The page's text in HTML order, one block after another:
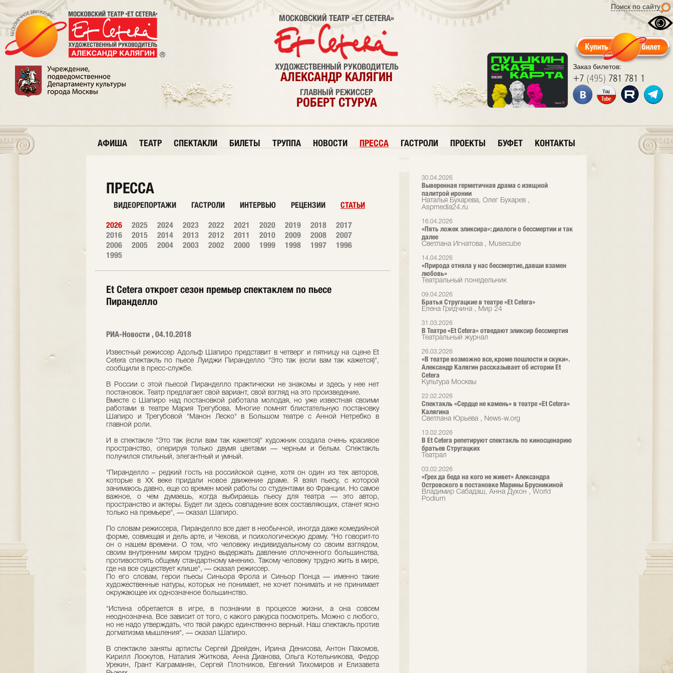
Поиск по сайту
Заказ билетов:
+7 (495) 781 781 1
МОСКОВСКИЙ ТЕАТР «ET CETERA»
ХУДОЖЕСТВЕННЫЙ РУКОВОДИТЕЛЬ
АЛЕКСАНДР КАЛЯГИН
ГЛАВНЫЙ РЕЖИССЕР
РОБЕРТ СТУРУА
АФИША ТЕАТР СПЕКТАКЛИ БИЛЕТЫ ТРУППА НОВОСТИ ПРЕССА ГАСТРОЛИ ПРОЕКТЫ БУФЕТ КОНТАКТЫ
30.04.2026
Выверенная герметичная драма с изящной
палитрой иронии
Наталья Бухарева, Олег Бухарев ,
Аspmedia24.ru
16.04.2026
«Пять ложек эликсира»: диалоги о бессмертии и так
далее
Светлана Игнатова , Musecube
14.04.2026
«Природа отняла у нас бессмертие, давши взамен
любовь»
Театральный понедельник
09.04.2026
Братья Стругацкие в театре «Et Cetera»
Елена Гридчина , Мир 24
31.03.2026
В Театре «Et Cetera» отведают эликсир бессмертия
Театральный журнал
26.03.2026
«В театре возможно все, кроме пошлости и скуки».
Александр Калягин рассказывает об истории Et
Cetera
Культура Москвы
22.02.2026
Спектакль «Сердце не камень» в театре «Et Cetera»
Калягина
Светлана Юрьева , News-w.org
13.02.2026
В Et Cetera репетируют спектакль по киносценарию
братьев Стругацких
Театрал
03.02.2026
«Грех да беда на кого не живет» Александра
Островского в постановке Марины Брусникиной
Владимир Сабадаш, Анна Духон , World
Podium
ПРЕССА
ВИДЕОРЕПОРТАЖИ ГАСТРОЛИ ИНТЕРВЬЮ РЕЦЕНЗИИ СТАТЬИ
2026 2025 2024 2023 2022 2021 2020 2019 2018
2017
2016
2015 2014 2013 2012 2011 2010 2009 2008
2007
2006
2005 2004 2003 2002 2000 1999 1998 1997
1996
1995
Et Cetera откроет сезон премьер спектаклем по пьесе
Пиранделло
РИА-Новости , 04.10.2018
Известный режиссер Адольф Шапиро представит в четверг и пятницу на сцене Et
Cetera спектакль по пьесе Луиджи Пиранделло "Это так (если вам так кажется)",
сообщили в пресс-службе.
В России с этой пьесой Пиранделло практически не знакомы и здесь у нее нет
постановок. Театр предлагает свой вариант, свой взгляд на это произведение.
Вместе с Шапиро над постановкой работала молодая, но уже известная своими
работами в театре Мария Трегубова. Многие помнят блистательную постановку
Шапиро и Трегубовой "Манон Леско" в Большом театре с Анной Нетребко в
главной роли.
И в спектакле "Это так (если вам так кажется)" художник создала очень красивое
пространство, оперируя только двумя цветами — черным и белым. Спектакль
получился стильный, элегантный и умный.
"Пиранделло – редкий гость на российской сцене, хотя он один из тех авторов,
которые в ХХ веке придали новое движение драме. Я взял пьесу, с которой
занимаюсь давно, еще со времен моей работы со студентами во Франции. Но самое
важное, о чем думаешь, когда выбираешь пьесу для театра — это автор,
пространство и актеры. Будет ли здесь совпадение всех составляющих, станет ясно
только на премьере", — сказал Шапиро.
По словам режиссера, Пиранделло все дает в необычной, иногда даже комедийной
форме, совмещая и дель арте, и Чехова, и психологическую драму. "Но говорит-то
он о нашем времени. О том, что человеку индивидуальному со своим взглядом,
своим внутренним миром трудно выдержать давление сплоченного большинства,
противостоять общему стандартному мнению. Такому человеку трудно жить в мире,
где на все существует клише", — сказал режиссер.
По его словам, герои пьесы Синьора Фрола и Синьор Понца — именно такие
художественные натуры, которых не понимает, не хочет понимать и не принимает
окружающее их однозначное большинство.
"Истина обретается в игре, в познании в процессе жизни, а она совсем
неоднозначна. Все зависит от того, с какого ракурса посмотреть. Можно с любого,
но не надо утверждать, что твой ракурс единственно верный. Наш спектакль против
догматизма мышления", — сказал Шапиро.
В спектакле заняты артисты Сергей Дрейден, Ирина Денисова, Антон Пахомов,
Кирилл Лоскутов, Наталия Житкова, Анна Дианова, Ольга Котельникова, Федор
Урекин, Грант Каграманян, Сергей Плотников, Евгений Тихомиров и Елизавета